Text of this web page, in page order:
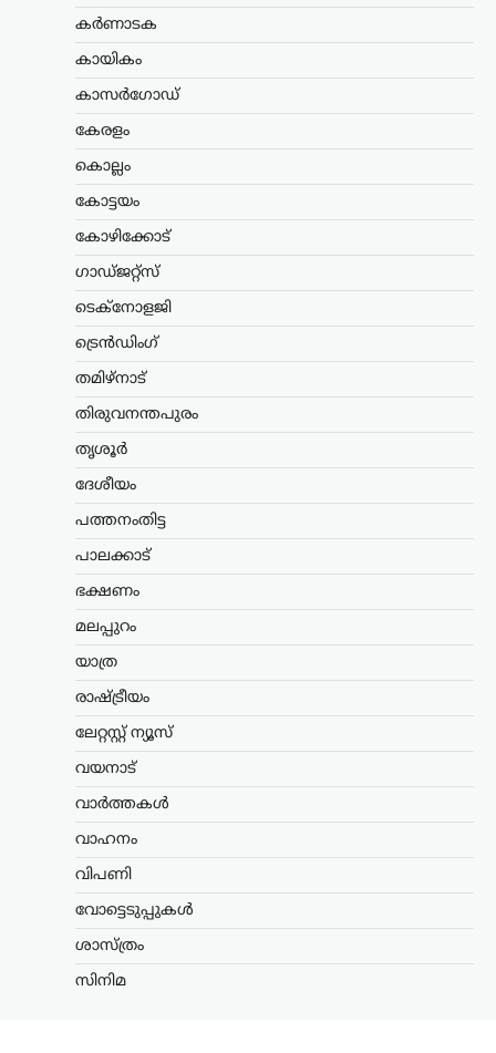
കർണാടക
കായികം
കാസർഗോഡ്
കേരളം
കൊല്ലം
കോട്ടയം
കോഴിക്കോട്
ഗാഡ്ജറ്റ്സ്
ടെക്നോളജി
ട്രെൻഡിംഗ്
തമിഴ്നാട്
തിരുവനന്തപുരം
തൃശൂർ
ദേശീയം
പത്തനംതിട്ട
പാലക്കാട്
ഭക്ഷണം
മലപ്പുറം
യാത്ര
രാഷ്ട്രീയം
ലേറ്റസ്റ്റ് ന്യൂസ്
വയനാട്
വാർത്തകൾ
വാഹനം
വിപണി
വോട്ടെടുപ്പുകൾ
ശാസ്ത്രം
സിനിമ
വരുന്ന സ്വാതന്ത്ര്യദിനത്തിൽ പ്രധാനമന്ത്രി
അഭിസംബോധന ചെയ്യണമെന്നും
ജനതാ പാർട്ടി (സിജെപി)…
നീറ്റ് ചോദ്യപേപ്പർ ചോർച്ച:
എൻടിഎ വിദഗ്ധരുടെ
പങ്ക് ഉൾപ്പെടെ
ഗൂഢാലോചനയെന്ന്
സിബിഐ
ന്യൂസ് ഡെസ്ക്
ഓഗസ്റ്റ്‌ 7, 2026
നീറ്റ്ചോ ദ്യപേപ്പർ ചോർച്ചയ്ക്ക് പിന്നിൽ
കൃത്യമായ ആസൂത്രണത്തോടെയുള്ള
ഗൂഢാലോചന ഉണ്ടായിരുന്നുവെന്ന്
സബ്ജക്ട് വിദഗ്ധർക്കും ചോർച്ചയിൽ
പങ്കുണ്ടായിരുന്നുവെന്നാണ്…
അയോധ്യ രാമക്ഷേത്ര
ഫണ്ടിൽ ക്രമക്കേടില്ലെന്ന്
രൂപയുടെ കണക്കുകൾ
ഓഡിറ്റ് ചെയ്തതായി
വിശദീകരണം
അയോധ്യ രാമക്ഷേത്രത്തിനായി ലഭിച്ച